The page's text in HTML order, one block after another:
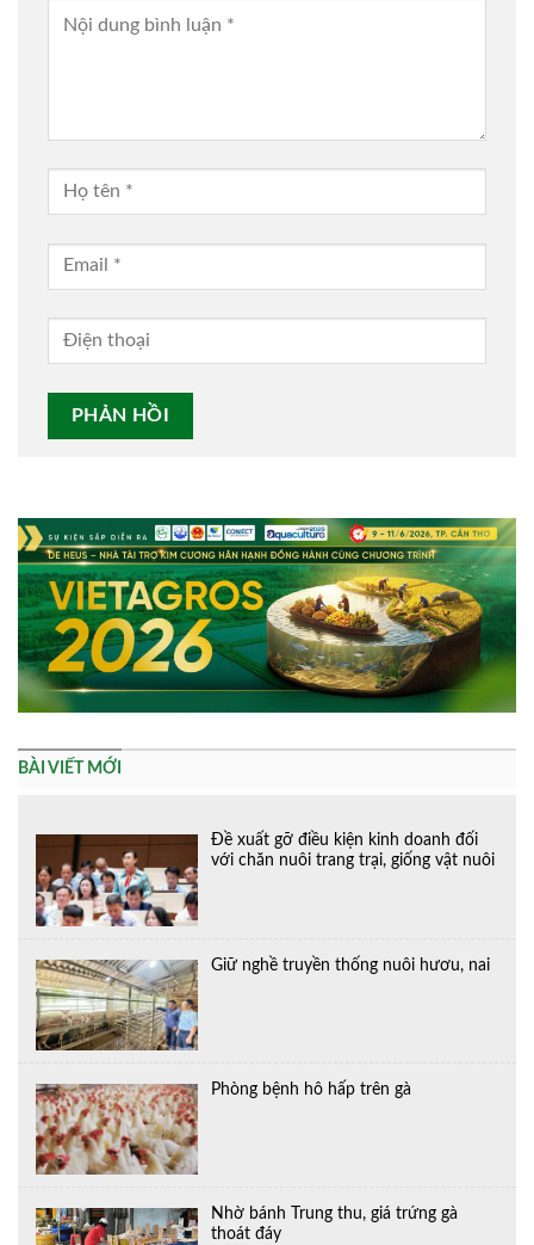
BÀI VIẾT MỚI
Đề xuất gỡ điều kiện kinh doanh đối
với chăn nuôi trang trại, giống vật nuôi
Giữ nghề truyền thống nuôi hươu, nai
Phòng bệnh hô hấp trên gà
Nhờ bánh Trung thu, giá trứng gà
thoát đáy